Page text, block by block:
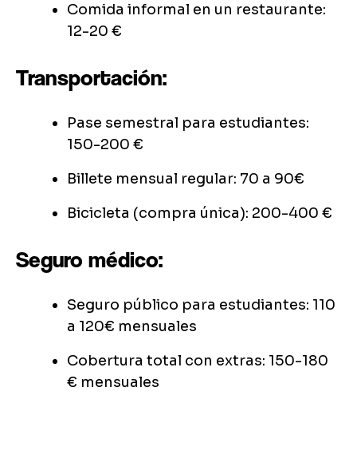
Comida informal en un restaurante:
12-20 €
Transportación:
Pase semestral para estudiantes:
150-200 €
Billete mensual regular: 70 a 90€
Bicicleta (compra única): 200-400 €
Seguro médico:
Seguro público para estudiantes: 110
a 120€ mensuales
Cobertura total con extras: 150-180
€ mensuales